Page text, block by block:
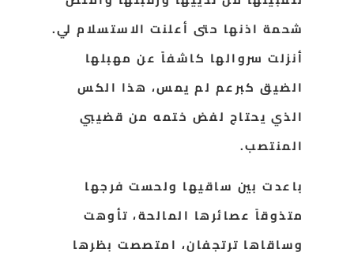
شحمة اذنها حتى أعلنت الاستسلام لي.
أنزلت سروالها كاشفاً عن مهبلها
الضيق كبرعم لم يمس، هذا الكس
الذي يحتاج لفض ختمه من قضيبي
المنتصب.
باعدت بين ساقيها ولحست فرجها
متذوقاً عصائرها المالحة، تأوهت
وساقاها ترتجفان، امتصصت بظرها